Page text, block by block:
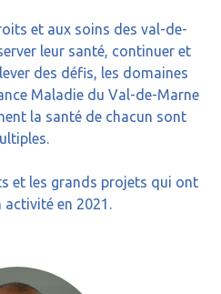
et aux soins des val-de-
leur santé, continuer et
des défis, les domaines
Maladie du Val-de-Marne
la santé de chacun sont
et les grands projets qui ont
activité en 2021.